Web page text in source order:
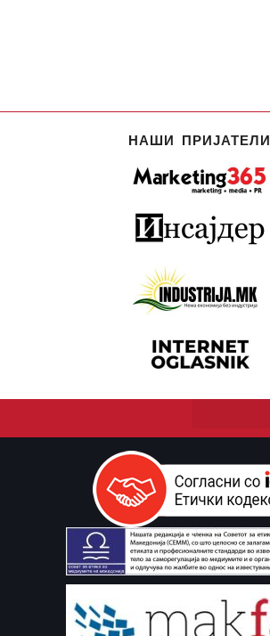
НАШИ ПРИЈАТЕЛИ